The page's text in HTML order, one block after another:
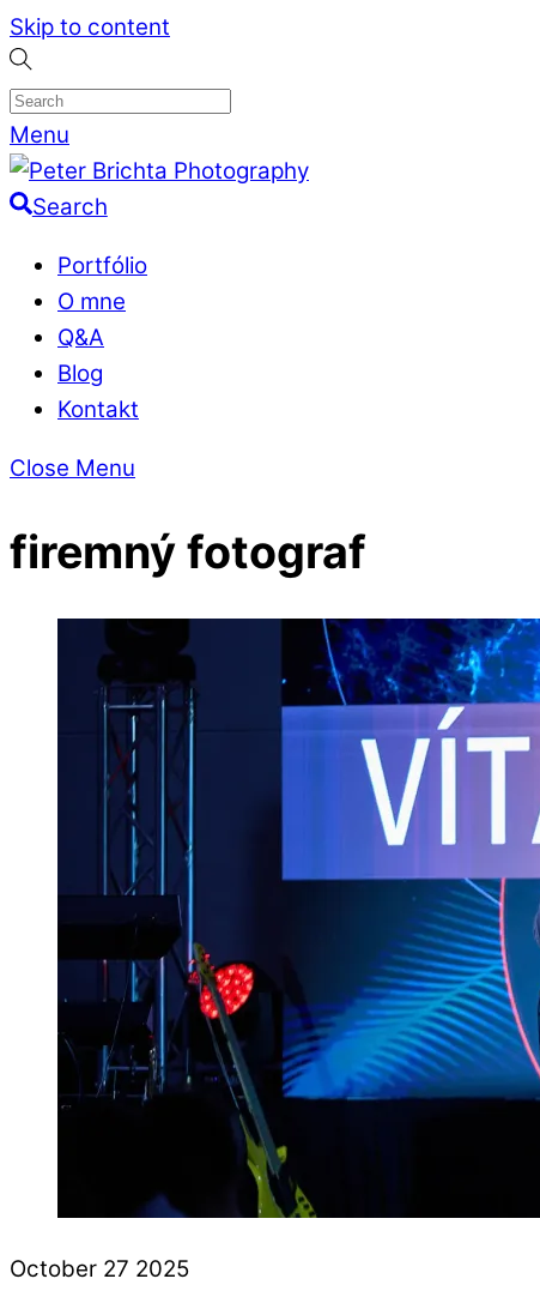
Skip to content
Menu
Search
Portfólio
O mne
Q&A
Blog
Kontakt
Close Menu
firemný fotograf
October 27 2025